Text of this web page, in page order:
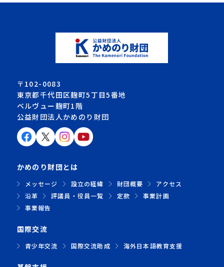
〒102-0083
東京都千代田区麹町5丁目5番地
ベルヴュー麹町1階
公益財団法人かめのり財団
かめのり財団とは
メッセージ 設立の経緯 財団概要
アクセス
沿革
評議員・役員一覧 定款
事業計画
事業報告
国際交流
青少年交流 国際交流助成 海外日本語教育支援